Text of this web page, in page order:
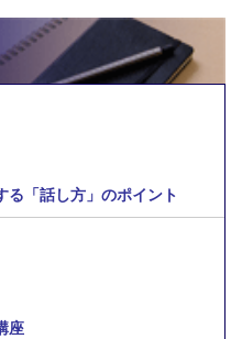
る「話し方」のポイント
座